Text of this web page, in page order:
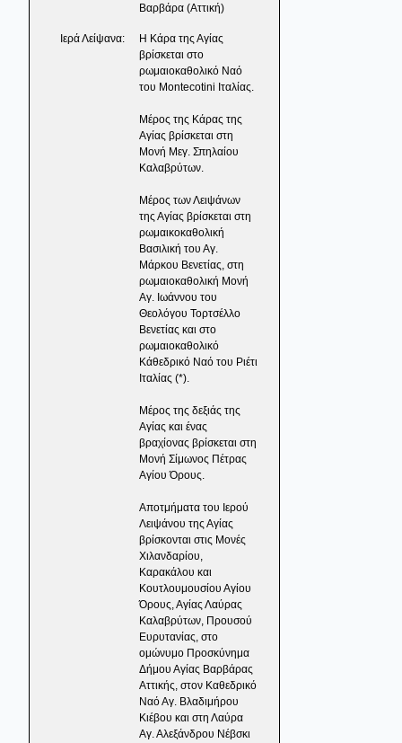
Βαρβάρα (Αττική)
Ιερά Λείψανα:
Η Κάρα της Αγίας
βρίσκεται στο
ρωμαιοκαθολικό Ναό
του Montecotini Ιταλίας.
Μέρος της Κάρας της
Αγίας βρίσκεται στη
Μονή Μεγ. Σπηλαίου
Καλαβρύτων.
Μέρος των Λειψάνων
της Αγίας βρίσκεται στη
ρωμαικοκαθολική
Βασιλική του Αγ.
Μάρκου Βενετίας, στη
ρωμαιοκαθολική Μονή
Αγ. Ιωάννου του
Θεολόγου Τορτσέλλο
Βενετίας και στο
ρωμαιοκαθολικό
Κάθεδρικό Ναό του Ριέτι
Ιταλίας (*).
Μέρος της δεξιάς της
Αγίας και ένας
βραχίονας βρίσκεται στη
Μονή Σίμωνος Πέτρας
Αγίου Όρους.
Αποτμήματα του Ιερού
Λειψάνου της Αγίας
βρίσκονται στις Μονές
Χιλανδαρίου,
Καρακάλου και
Κουτλουμουσίου Αγίου
Όρους, Αγίας Λαύρας
Καλαβρύτων, Προυσού
Ευρυτανίας, στο
ομώνυμο Προσκύνημα
Δήμου Αγίας Βαρβάρας
Αττικής, στον Καθεδρικό
Ναό Αγ. Βλαδιμήρου
Κιέβου και στη Λαύρα
Αγ. Αλεξάνδρου Νέβσκι